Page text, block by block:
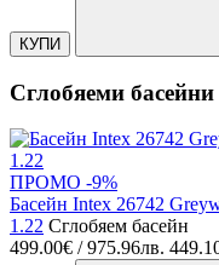
КУПИ
Сглобяеми
ПРОМО -9%
Басейн Intex 26742
1.22 Сглобяем басейн
499.00€ / 975.96лв.